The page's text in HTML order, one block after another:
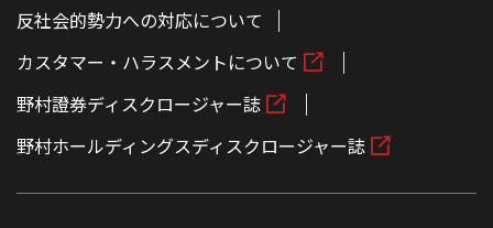
反社会的勢力への対応について
カスタマー・ハラスメントについて
野村證券ディスクロージャー誌
野村ホールディングスディスクロージャー誌